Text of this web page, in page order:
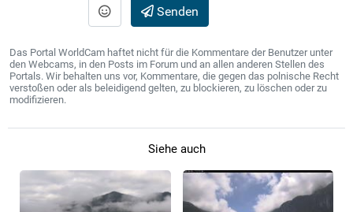
Senden
Das Portal WorldCam haftet nicht für die Kommentare der Benutzer unter
den Webcams, in den Posts im Forum und an allen anderen Stellen des
Portals. Wir behalten uns vor, Kommentare, die gegen das polnische Recht
verstoßen oder als beleidigend gelten, zu blockieren, zu löschen oder zu
modifizieren.
Siehe auch